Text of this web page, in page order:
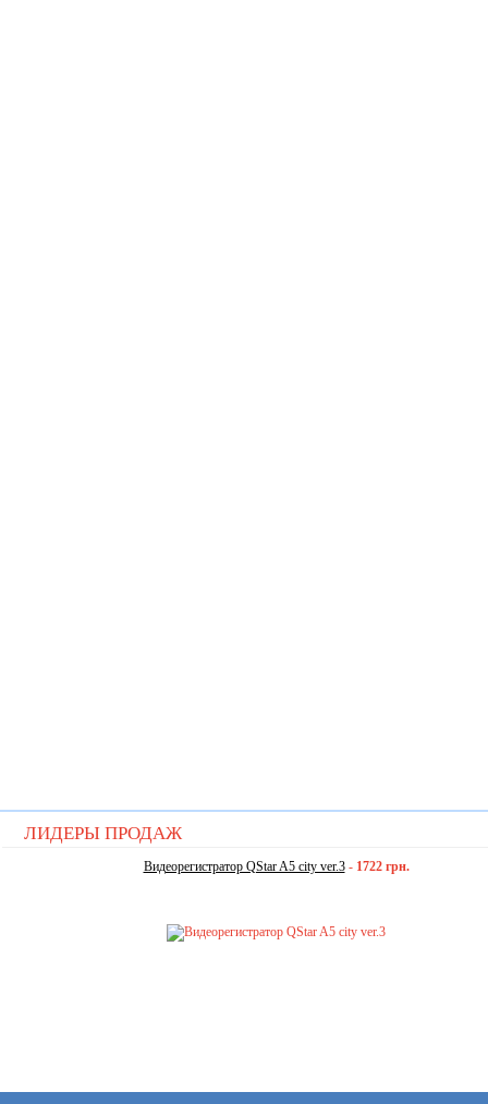
ЛИДЕРЫ ПРОДАЖ
Видеорегистратор QStar A5 city ver.3- 1722 грн.